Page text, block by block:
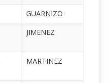
GUARNIZO
JIMENEZ
MARTINEZ